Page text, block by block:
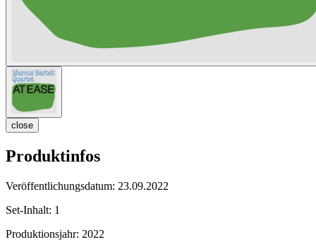
close
Produktinfos
Veröffentlichungsdatum: 23.09.2022
Set-Inhalt: 1
Produktionsjahr: 2022